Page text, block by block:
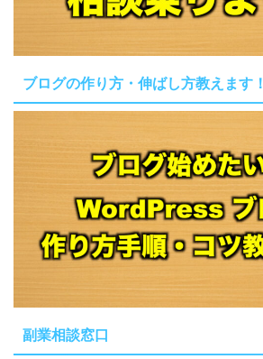
ブログの作り方・伸ばし方教えます！
副業相談窓口